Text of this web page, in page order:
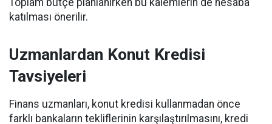
Toplam bütçe planlanırken bu kalemlerin de hesaba
katılması önerilir.
Uzmanlardan Konut Kredisi
Tavsiyeleri
Finans uzmanları, konut kredisi kullanmadan önce
farklı bankaların tekliflerinin karşılaştırılmasını, kredi